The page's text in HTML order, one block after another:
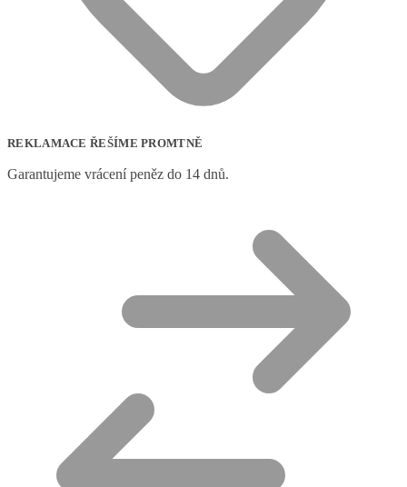
REKLAMACE ŘEŠÍME PROMTNĚ
Garantujeme vrácení peněz do 14 dnů.